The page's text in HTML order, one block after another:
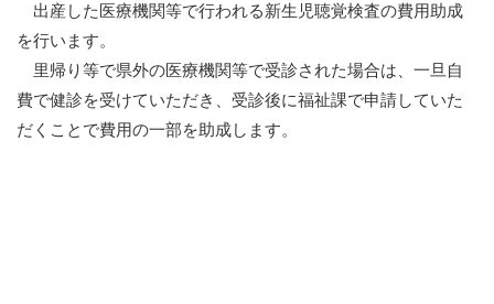
出産した医療機関等で行われる新生児聴覚検査の費用助成
を行います。
里帰り等で県外の医療機関等で受診された場合は、一旦自
費で健診を受けていただき、受診後に福祉課で申請していた
だくことで費用の一部を助成します。